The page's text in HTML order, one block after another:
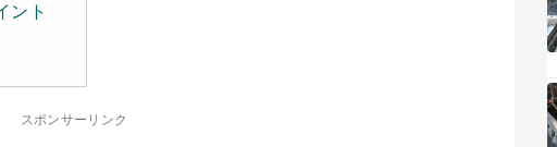
ント
スポンサーリンク